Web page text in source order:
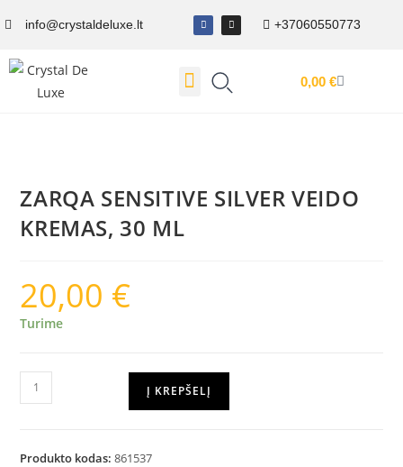
info@crystaldeluxe.lt +37060550773
0,00 €
ZARQA SENSITIVE SILVER VEIDO
KREMAS, 30 ML
20,00 €
Turime
Į KREPŠELĮ
Produkto kodas:861537